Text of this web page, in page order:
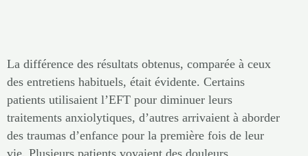
La différence des résultats obtenus, comparée à ceux
des entretiens habituels, était évidente. Certains
patients utilisaient l’EFT pour diminuer leurs
traitements anxiolytiques, d’autres arrivaient à aborder
des traumas d’enfance pour la première fois de leur
vie. Plusieurs patients voyaient des douleurs